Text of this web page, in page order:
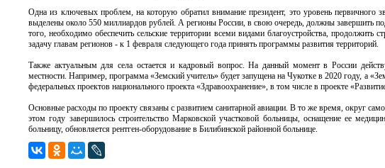
Одна из ключевых проблем, на которую обратил внимание президент, это уровень первичного
выделены около 550 миллиардов рублей. А регионы России, в свою очередь, должны завершить
того, необходимо обеспечить сельские территории всеми видами благоустройства, продолжить
задачу главам регионов - к 1 февраля следующего года принять программы развития территорий.
Также актуальным для села остается и кадровый вопрос. На данный момент в России
местности. Например, программа «Земский учитель» будет запущена на Чукотке в 2020 году, а
федеральных проектов национального проекта «Здравоохранение», в том числе в проекте
Основные расходы по проекту связаны с развитием санитарной авиации. В то же время, округ
этом году завершилось строительство Марковской участковой больницы, оснащение ее
больницу, обновляется рентген-оборудование в Билибинской районной больнице.